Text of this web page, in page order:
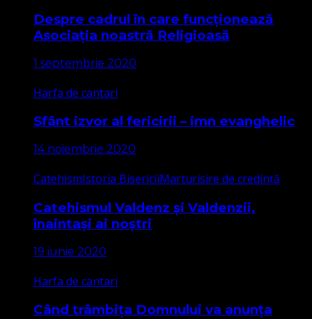
Despre cadrul în care funcționează
Asociația noastră Religioasă
1 septembrie 2020
Harfa de cantari
Sfânt izvor al fericirii – imn evanghelic
14 noiembrie 2020
CatehismIstoria BisericiiMarturisire de credință
Catehismul Valdenz și Valdenzii,
înaintași ai noștri
19 iunie 2020
Harfa de cantari
Când trâmbița Domnului va anunța